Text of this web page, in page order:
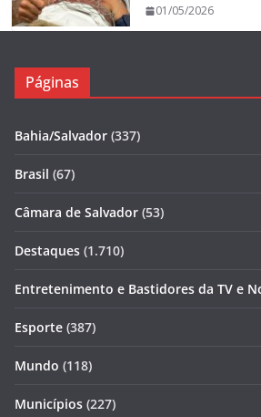
01/05/2026
Páginas
Bahia/Salvador (337)
Brasil (67)
Câmara de Salvador (53)
Destaques (1.710)
Entretenimento e Bastidores da TV e
Esporte (387)
Mundo (118)
Municípios (227)